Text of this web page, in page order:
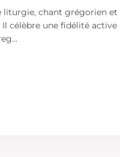
liturgie, chant grégorien et
célèbre une fidélité active
...